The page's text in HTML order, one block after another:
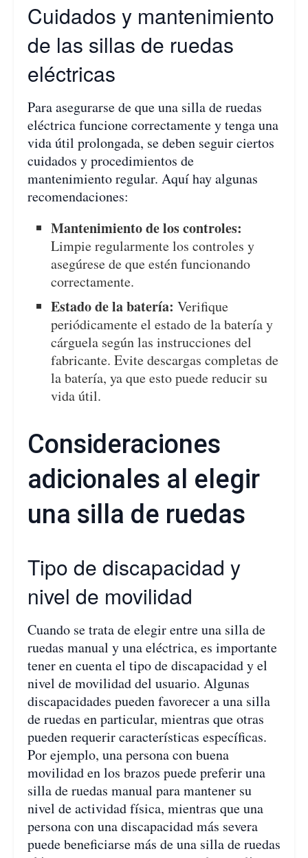
Cuidados y mantenimiento
de las sillas de ruedas
eléctricas
Para asegurarse de que una silla de ruedas
eléctrica funcione correctamente y tenga una
vida útil prolongada, se deben seguir ciertos
cuidados y procedimientos de
mantenimiento regular. Aquí hay algunas
recomendaciones:
Mantenimiento de los controles:
Limpie regularmente los controles y
asegúrese de que estén funcionando
correctamente.
Estado de la batería: Verifique
periódicamente el estado de la batería y
cárguela según las instrucciones del
fabricante. Evite descargas completas de
la batería, ya que esto puede reducir su
vida útil.
Consideraciones
adicionales al elegir
una silla de ruedas
Tipo de discapacidad y
nivel de movilidad
Cuando se trata de elegir entre una silla de
ruedas manual y una eléctrica, es importante
tener en cuenta el tipo de discapacidad y el
nivel de movilidad del usuario. Algunas
discapacidades pueden favorecer a una silla
de ruedas en particular, mientras que otras
pueden requerir características específicas.
Por ejemplo, una persona con buena
movilidad en los brazos puede preferir una
silla de ruedas manual para mantener su
nivel de actividad física, mientras que una
persona con una discapacidad más severa
puede beneficiarse más de una silla de ruedas